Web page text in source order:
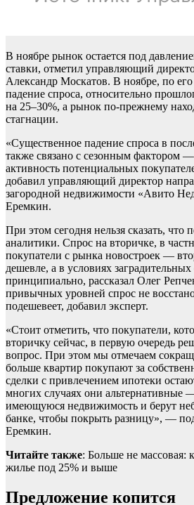
В ноябре рынок остается под
ставки, отметил управляющий
Александр Москатов. В ноябре, по
падение спроса, относительно
на 25–30%, а рынок по-прежнему
стагнации.
«Существенное падение спроса в
также связано с сезонным фактором
активность потенциальных
добавил управляющий директор
загородной недвижимости «Авито
Еремкин.
При этом сегодня нельзя сказать, что
аналитики. Спрос на вторичке, в
покупатели с рынка новостроек —
дешевле, а в условиях
принципиально, рассказал Олег
привычных уровней спрос не
подешевеет, добавил эксперт.
«Стоит отметить, что покупатели,
вторичку сейчас, в первую очередь
вопрос. При этом мы отмечаем
больше квартир покупают за
сделки с привлечением ипотеки
многих случаях они альтернативные
имеющуюся недвижимость и берут
банке, чтобы покрыть разницу», —
Еремкин.
Читайте также: Больше не массовая:
жилье под 25% и выше
Предложение копится